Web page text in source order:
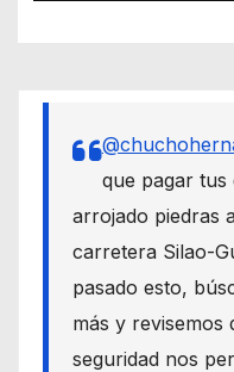
que pagar
arrojado piedras
carretera Silao-
pasado esto,
más y revisemos
seguridad nos